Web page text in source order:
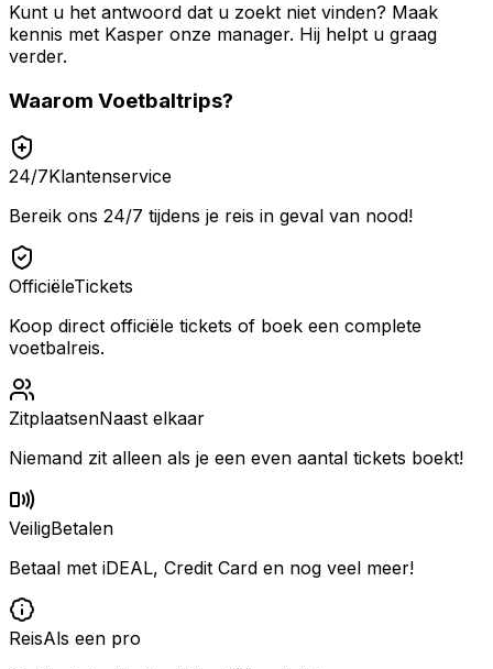
Kunt u het antwoord dat u zoekt niet vinden? Maak
kennis met Kasper onze manager. Hij helpt u graag
verder.
Waarom Voetbaltrips?
24/7Klantenservice
Bereik ons 24/7 tijdens je reis in geval van nood!
OfficiëleTickets
Koop direct officiële tickets of boek een complete
voetbalreis.
ZitplaatsenNaast elkaar
Niemand zit alleen als je een even aantal tickets boekt!
VeiligBetalen
Betaal met iDEAL, Credit Card en nog veel meer!
ReisAls een pro